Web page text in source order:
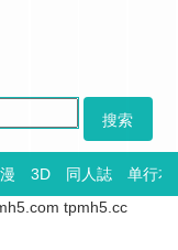
3D 同人誌
单行本
tpmh5.cc